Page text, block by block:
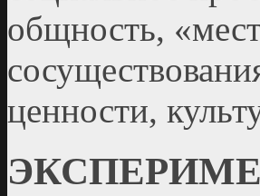
общность,
ценности,